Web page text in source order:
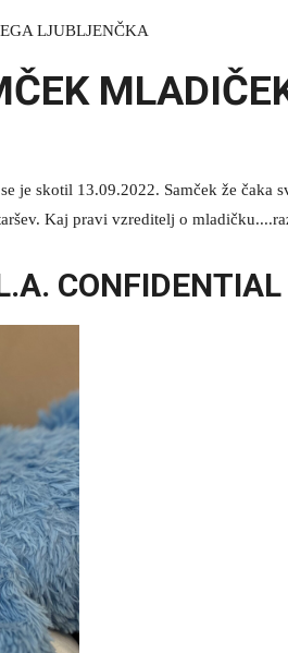
LJUBLJENČKA
je skotil 13.09.2022. Samček že
Kaj pravi vzreditelj o